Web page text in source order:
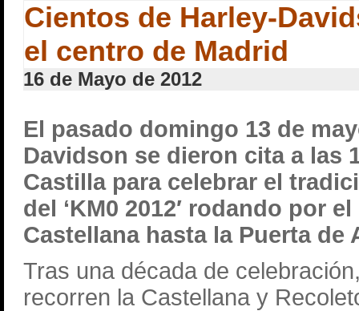
Cientos de Harley-
el centro de Madrid
16 de Mayo de 2012
El pasado domingo 13 de
Davidson se dieron cita a las
Castilla para celebrar el
del ‘KM0 2012′ rodando por
Castellana hasta la Puerta de
Tras una década de
recorren la Castellana y